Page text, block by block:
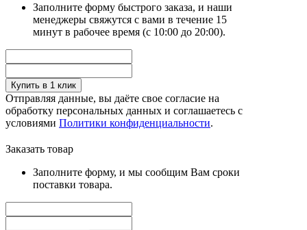
Заполните форму быстрого заказа, и наши
менеджеры свяжутся с вами в течение 15
минут в рабочее время (с 10:00 до 20:00).
Купить в 1 клик
Отправляя данные, вы даёте свое согласие на
обработку персональных данных и соглашаетесь с
условиями Политики конфиденциальности.
Заказать товар
Заполните форму, и мы сообщим Вам сроки
поставки товара.